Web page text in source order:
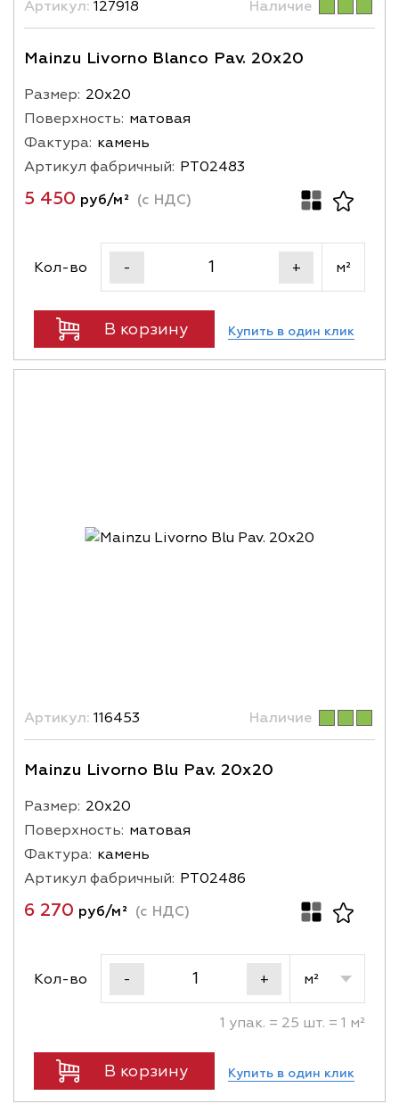
Артикул: 127918 Наличие
Mainzu Livorno Blanco Pav. 20x20
Размер: 20х20
Поверхность: матовая
Фактура: камень
Артикул фабричный: PT02483
5 450 руб/м² (с НДС)
Кол-во - + м²
В корзину Купить в один клик
Артикул: 116453 Наличие
Mainzu Livorno Blu Pav. 20x20
Размер: 20х20
Поверхность: матовая
Фактура: камень
Артикул фабричный: PT02486
6 270 руб/м² (с НДС)
Кол-во - + м²
1 упак. = 25 шт. = 1 м²
В корзину Купить в один клик